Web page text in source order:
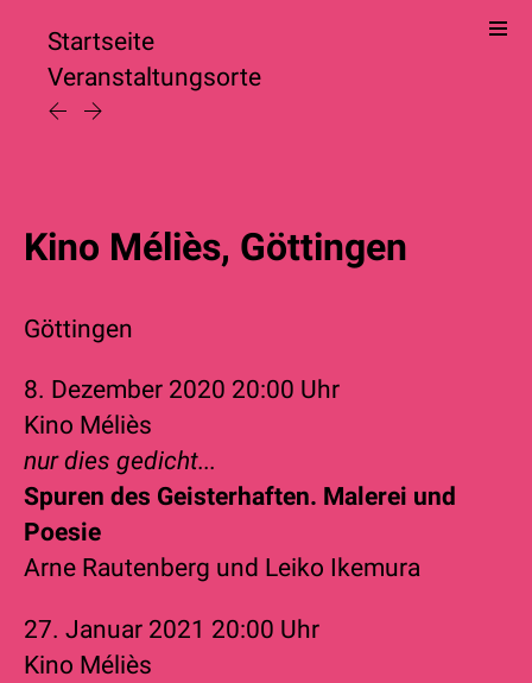
Startseite
Veranstaltungsorte
Kino Méliès, Göttingen
Göttingen
8. Dezember 2020 20:00 Uhr
Kino Méliès
nur dies gedicht...
Spuren des Geisterhaften. Malerei und
Poesie
Arne Rautenberg und Leiko Ikemura
27. Januar 2021 20:00 Uhr
Kino Méliès